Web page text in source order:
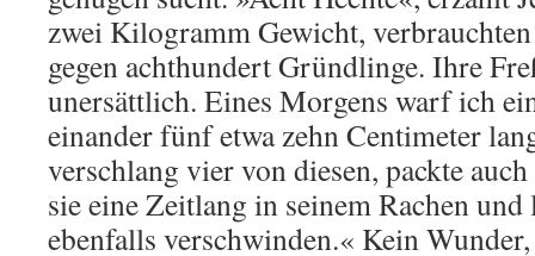
zwei Kilogramm Gewicht,
gegen achthundert Gründlinge. Ihre
unersättlich. Eines Morgens warf ich
einander fünf etwa zehn Centimeter
verschlang vier von diesen, packte
sie eine Zeitlang in seinem Rachen und
ebenfalls verschwinden.« Kein